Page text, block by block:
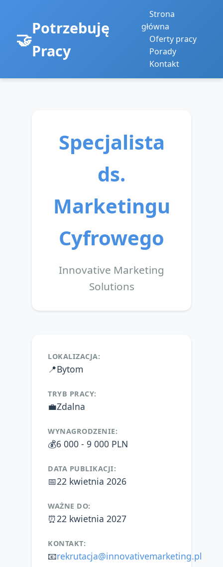
Potrzebuję
Pracy
Strona
główna
Oferty pracy
Porady
Kontakt
Specjalista
ds.
Marketingu
Cyfrowego
Innovative Marketing
Solutions
LOKALIZACJA:
📍Bytom
TRYB PRACY:
💼Zdalna
WYNAGRODZENIE:
💰6 000 - 9 000 PLN
DATA PUBLIKACJI:
📅22 kwietnia 2026
WAŻNE DO:
⏰22 kwietnia 2027
KONTAKT:
📧rekrutacja@innovativemarketing.pl